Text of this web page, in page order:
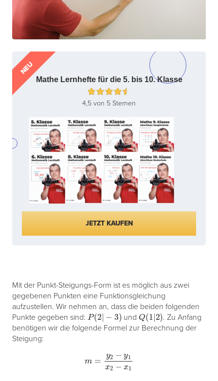
Mathe Lernhefte für die 5. bis 10. Klasse
4,5 von 5 Sternen
JETZT KAUFEN
NEU
Mit der Punkt-Steigungs-Form ist es möglich aus zwei
gegebenen Punkten eine Funktionsgleichung
aufzustellen. Wir nehmen an, dass die beiden folgenden
Punkte gegeben sind: P(2|−3 ) und Q(1|2) . Zu Anfang
benötigen wir die folgende Formel zur Berechnung der
Steigung:
−y1 x2 −x